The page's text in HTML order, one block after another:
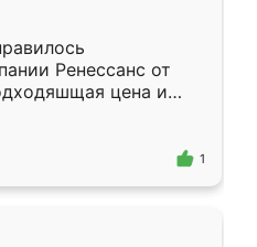
Ренессанс от
цена и
Приехавший
Владислав
самый
1